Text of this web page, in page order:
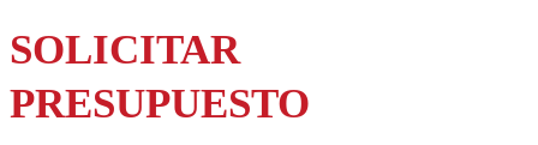
SOLICITAR
PRESUPUESTO